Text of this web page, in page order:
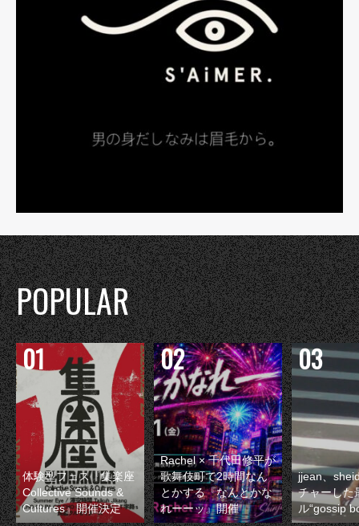
POPULAR
体験型フェス『集楽座
Collective Sounds &
Cultures』開催決定
Rachel × 千代田修平が
歌舞伎町で2時間なん
とかする『なんとかな
れーーッ』開催
jjean、
チャーした
ル“gossip